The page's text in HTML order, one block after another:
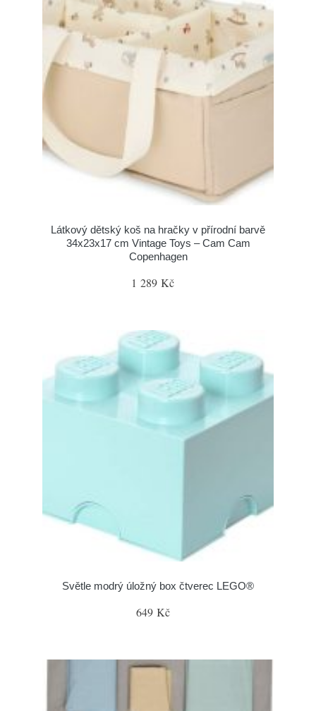
Látkový dětský koš na hračky v přírodní barvě
34x23x17 cm Vintage Toys – Cam Cam
Copenhagen
1 289 Kč
Světle modrý úložný box čtverec LEGO®
649 Kč